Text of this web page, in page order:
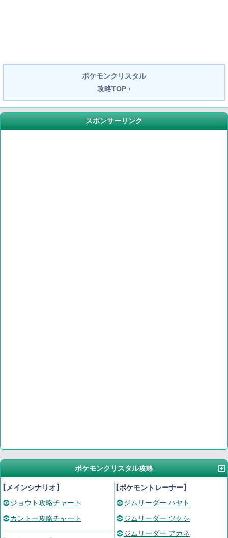
ポケモンクリスタル
攻略TOP ›
スポンサーリンク
ポケモンクリスタル攻略
メインシナリオ】
ジョウト攻略チャート
カントー攻略チャート
【ポケモントレーナー】
ジムリーダー ハヤト
ジムリーダー ツクシ
ジムリーダー アカネ